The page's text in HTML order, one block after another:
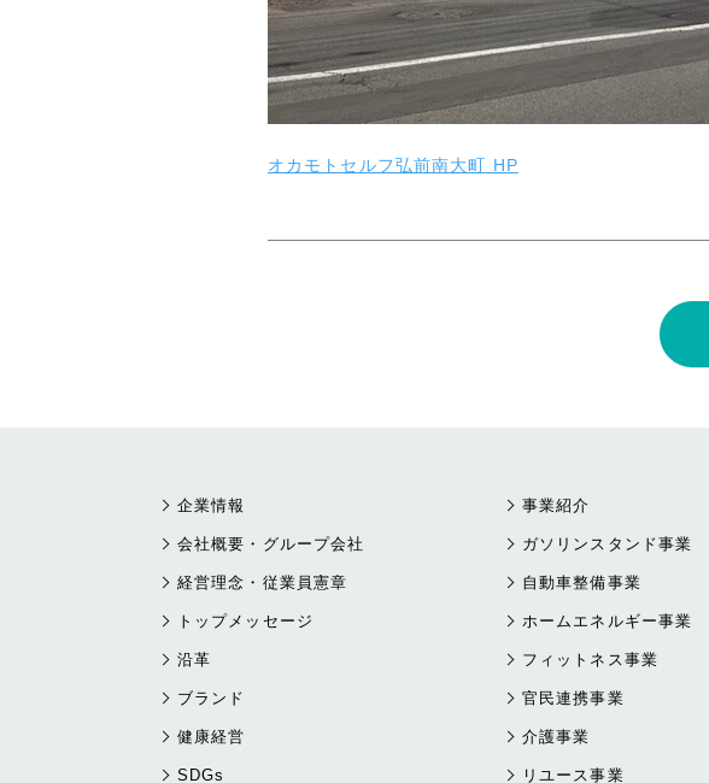
オカモトセルフ弘前南大町 HP
企業情報
会社概要・グループ会社
経営理念・従業員憲章
トップメッセージ
沿革
ブランド
健康経営
SDGs
事業紹介
ガソリンスタンド事業
自動車整備事業
ホームエネルギー事業
フィットネス事業
官民連携事業
介護事業
リユース事業